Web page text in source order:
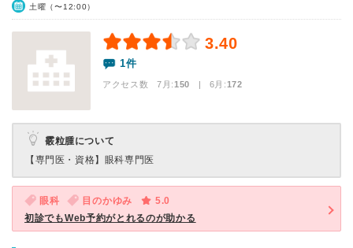
土曜（〜12:00）
3.40
1件
アクセス数 7月:150 | 6月:172
霰粒腫について
【専門医・資格】 眼科専門医
眼科 目のかゆみ
5.0
初診でもWeb予約がとれるのが助かる